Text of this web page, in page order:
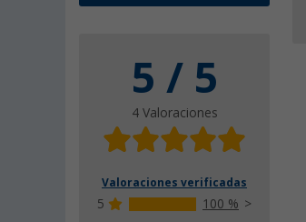
5 / 5
4 Valoraciones
Valoraciones verificadas
5 100 %